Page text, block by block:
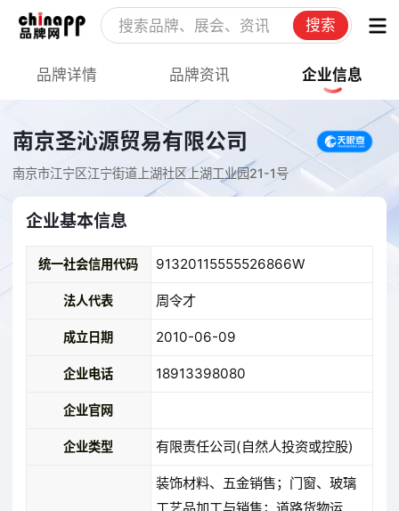
搜索
品牌详情 品牌资讯 企业信息
南京圣沁源贸易有限公司
南京市江宁区江宁街道上湖社区上湖工业园21-1号
企业基本信息
统一社会信用代码 91320115555526866W
法人代表 周令才
成立日期 2010-06-09
企业电话 18913398080
企业官网
企业类型 有限责任公司(自然人投资或控股)
装饰材料、五金销售；门窗、玻璃